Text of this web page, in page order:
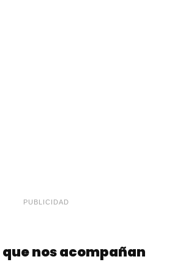
PUBLICIDAD
nos acompañan